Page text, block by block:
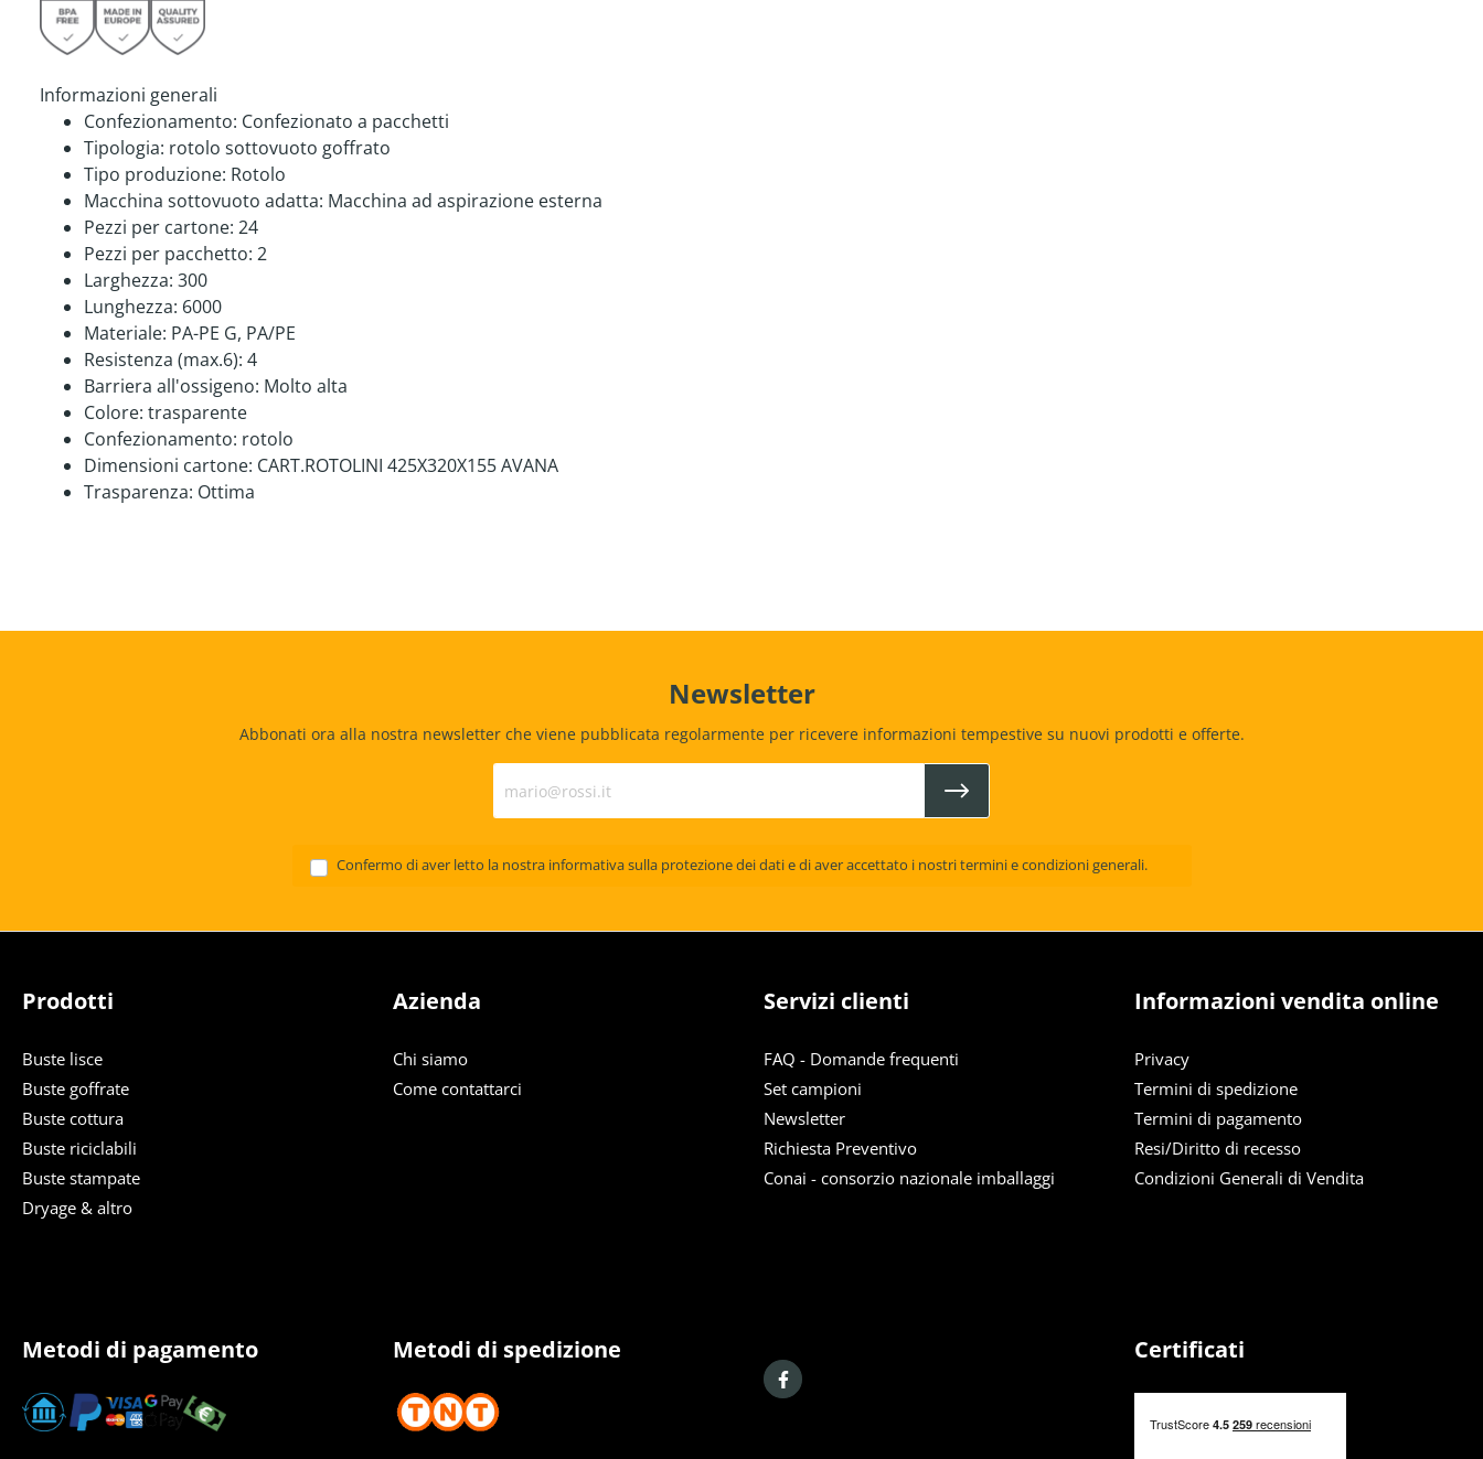
Informazioni generali
Confezionamento: Confezionato a pacchetti
Tipologia: rotolo sottovuoto goffrato
Tipo produzione: Rotolo
Macchina sottovuoto adatta: Macchina ad aspirazione esterna
Pezzi per cartone: 24
Pezzi per pacchetto: 2
Larghezza: 300
Lunghezza: 6000
Materiale: PA-PE G, PA/PE
Resistenza (max.6): 4
Barriera all'ossigeno: Molto alta
Colore: trasparente
Confezionamento: rotolo
Dimensioni cartone: CART.ROTOLINI 425X320X155 AVANA
Trasparenza: Ottima
Newsletter
Abbonati ora alla nostra newsletter che viene pubblicata regolarmente per ricevere informazioni tempestive su nuovi prodotti e offerte.
Confermo di aver letto la nostra informativa sulla protezione dei datie di aver accettato i nostritermini e condizioni generali.
Prodotti
Buste lisce
Buste goffrate
Buste cottura
Buste riciclabili
Buste stampate
Dryage & altro
Azienda
Chi siamo
Come contattarci
Servizi clienti
FAQ - Domande frequenti
Set campioni
Newsletter
Richiesta Preventivo
Conai - consorzio nazionale imballaggi
Informazioni vendita online
Privacy
Termini di spedizione
Termini di pagamento
Resi/Diritto di recesso
Condizioni Generali di Vendita
Metodi di pagamento Metodi di spedizione Certificati